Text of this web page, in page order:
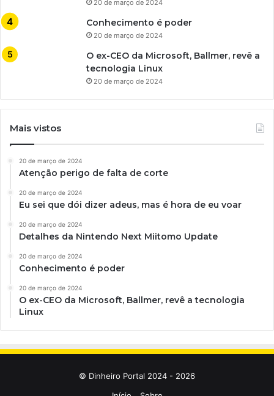
20 de março de 2024
Conhecimento é poder
20 de março de 2024
O ex-CEO da Microsoft, Ballmer, revê a
tecnologia Linux
20 de março de 2024
Mais vistos
20 de março de 2024
Atenção perigo de falta de corte
20 de março de 2024
Eu sei que dói dizer adeus, mas é hora de eu voar
20 de março de 2024
Detalhes da Nintendo Next Miitomo Update
20 de março de 2024
Conhecimento é poder
20 de março de 2024
O ex-CEO da Microsoft, Ballmer, revê a tecnologia
Linux
© Dinheiro Portal 2024 - 2026